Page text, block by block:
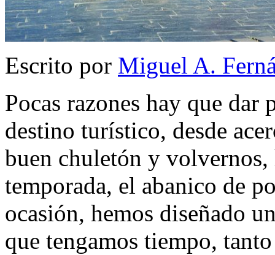
Escrito por Miguel A.
Pocas razones hay que
destino turístico, desde
buen chuletón y volvernos,
temporada, el abanico de
ocasión, hemos diseñado
que tengamos tiempo,